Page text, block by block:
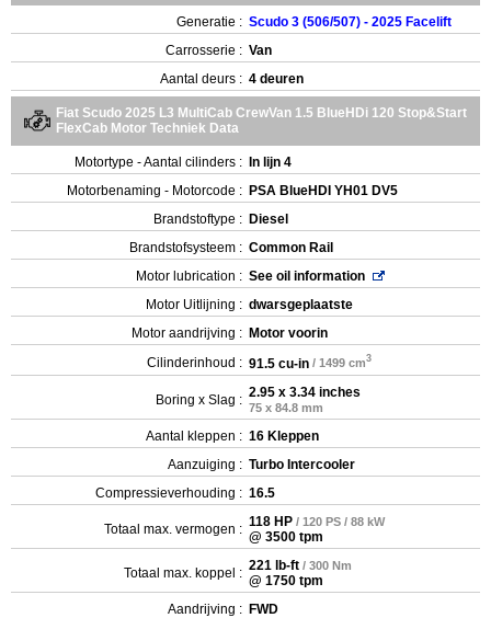
Generatie : Scudo 3 (506/507) - 2025 Facelift
Carrosserie : Van
Aantal deurs : 4 deuren
Fiat Scudo 2025 L3 MultiCab CrewVan 1.5 BlueHDi 120 Stop&Start
FlexCab Motor Techniek Data
Motortype - Aantal cilinders : In lijn 4
Motorbenaming - Motorcode : PSA BlueHDI YH01 DV5
Brandstoftype : Diesel
Brandstofsysteem : Common Rail
Motor lubrication : See oil information
Motor Uitlijning : dwarsgeplaatste
Motor aandrijving : Motor voorin
Cilinderinhoud : 91.5 cu-in / 1499 cm3
Boring x Slag : 2.95 x 3.34 inches
75 x 84.8 mm
Aantal kleppen : 16 Kleppen
Aanzuiging : Turbo Intercooler
Compressieverhouding : 16.5
Totaal max. vermogen : 118 HP / 120 PS / 88 kW
@ 3500 tpm
Totaal max. koppel : 221 lb-ft / 300 Nm
@ 1750 tpm
Aandrijving : FWD